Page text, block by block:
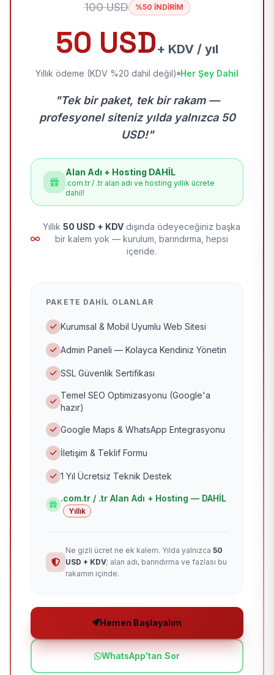
100 USD %50 İNDİRİM
50 USD+ KDV / yıl
Yıllık ödeme (KDV %20 dahil değil) Her Şey Dahil
"Tek bir paket, tek bir rakam —
profesyonel siteniz yılda yalnızca 50
USD!"
Alan Adı + Hosting DAHİL
.com.tr / .tr alan adı ve hosting yıllık ücrete
dahil!
Yıllık 50 USD + KDV dışında ödeyeceğiniz başka
bir kalem yok — kurulum, barındırma, hepsi
içeride.
PAKETE DAHIL OLANLAR
Kurumsal & Mobil Uyumlu Web Sitesi
Admin Paneli — Kolayca Kendiniz Yönetin
SSL Güvenlik Sertifikası
Temel SEO Optimizasyonu (Google'a
hazır)
Google Maps & WhatsApp Entegrasyonu
İletişim & Teklif Formu
1 Yıl Ücretsiz Teknik Destek
.com.tr / .tr Alan Adı + Hosting — DAHİL
Yıllık
Ne gizli ücret ne ek kalem. Yılda yalnızca 50
USD + KDV; alan adı, barındırma ve fazlası bu
rakamın içinde.
Hemen Başlayalım
WhatsApp'tan Sor